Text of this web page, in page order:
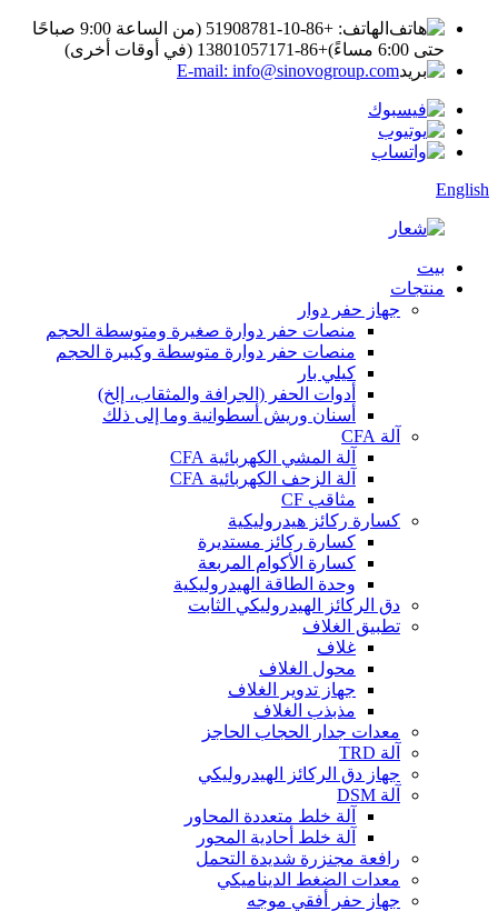
الهاتف: +86-10-51908781 (من الساعة 9:00 صباحًا
حتى 6:00 مساءً)
+86-13801057171 (في أوقات أخرى)
E-mail: info@sinovogroup.com
English
بيت
منتجات
جهاز حفر دوار
منصات حفر دوارة صغيرة ومتوسطة الحجم
منصات حفر دوارة متوسطة وكبيرة الحجم
كيلي بار
أدوات الحفر (الجرافة والمثقاب، إلخ)
أسنان وريش أسطوانية وما إلى ذلك
آلة CFA
آلة المشي الكهربائية CFA
آلة الزحف الكهربائية CFA
مثاقب CF
كسارة ركائز هيدروليكية
كسارة ركائز مستديرة
كسارة الأكوام المربعة
وحدة الطاقة الهيدروليكية
دق الركائز الهيدروليكي الثابت
تطبيق الغلاف
غلاف
محول الغلاف
جهاز تدوير الغلاف
مذبذب الغلاف
معدات جدار الحجاب الحاجز
آلة TRD
جهاز دق الركائز الهيدروليكي
آلة DSM
آلة خلط متعددة المحاور
آلة خلط أحادية المحور
رافعة مجنزرة شديدة التحمل
معدات الضغط الديناميكي
جهاز حفر أفقي موجه